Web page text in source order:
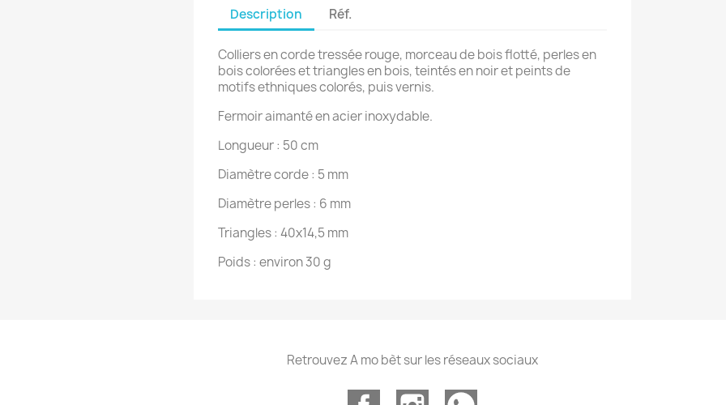
Description Réf.
Colliers en corde tressée rouge, morceau de bois flotté, perles en
bois colorées et triangles en bois, teintés en noir et peints de
motifs ethniques colorés, puis vernis.
Fermoir aimanté en acier inoxydable.
Longueur : 50 cm
Diamètre corde : 5 mm
Diamètre perles : 6 mm
Triangles : 40x14,5 mm
Poids : environ 30 g
Retrouvez A mo bèt sur les réseaux sociaux